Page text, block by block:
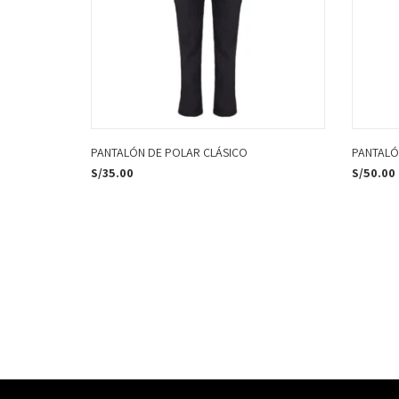
PANTALÓN DE POLAR CLÁSICO
S/35.00
S/50.00